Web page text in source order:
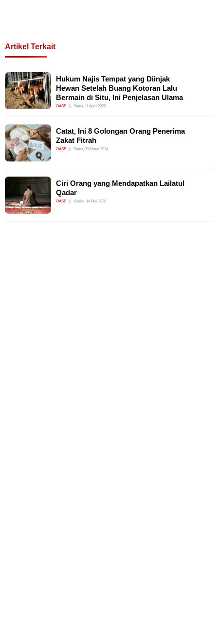
Artikel Terkait
Hukum Najis Tempat yang Diinjak
Hewan Setelah Buang Kotoran Lalu
Bermain di Situ, Ini Penjelasan Ulama
OASE Sabtu, 11 April 2026
Catat, Ini 8 Golongan Orang Penerima
Zakat Fitrah
OASE Sabtu, 30 Maret 2024
Ciri Orang yang Mendapatkan Lailatul
Qadar
OASE Kamis, 14 Mei 2020